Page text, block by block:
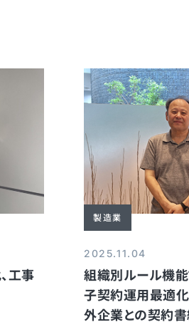
工事
製造業
2025.11.04
組織別ルール機
子契約運用最適
外企業との契約